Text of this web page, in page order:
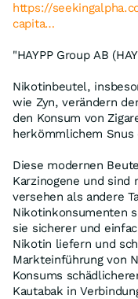
https://
capita…
"HAYPP Group AB
Nikotinbeutel,
wie Zyn, verändern
den Konsum von
herkömmlichem Snus
Diese modernen
Karzinogene und sind
versehen als andere
Nikotinkonsumenten
sie sicherer und
Nikotin liefern und
Markteinführung von
Konsums
Kautabak in